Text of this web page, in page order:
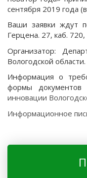
сентября 2019 года
Ваши заявки ждут
Герцена. 27, каб.
Организатор:
Вологодской области.
Информация о
формы
инновации
Информационное